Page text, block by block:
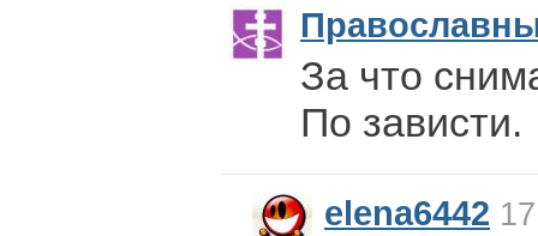
За что
По зависти.
elena6442